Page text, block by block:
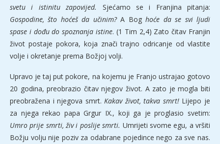
svetu i istinitu zapovijed. Sjećamo se i Franjina pitanja:
Gospodine, što hoćeš da učinim?A Boghoće da se svi ljudi
spase i dođu do spoznanja istine. (1 Tim 2,4) Zato čitav Franjin
život postaje pokora, koja znači trajno odricanje od vlastite
volje i okretanje prema Božjoj volji.
Upravo je taj put pokore, na kojemu je Franjo ustrajao gotovo
20 godina, preobrazio čitav njegov život. A zato je mogla biti
preobražena i njegova smrt. Kakav život, takva smrt! Lijepo je
za njega rekao papa Grgur IX., koji ga je proglasio svetim:
Umro prije smrti, živ i poslije smrti. Umrijeti svome egu, a vršiti
Božju volju nije poziv za odabrane pojedince nego za sve nas.